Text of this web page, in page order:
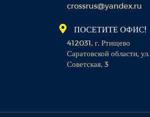
crossrus@yandex.ru
ПОСЕТИТЕ ОФИС!
412031, г. Ртищево
Саратовской области, ул.
Советская, 3